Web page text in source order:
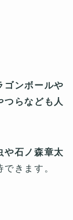
ゴンボールや
つらなども人
や石ノ森章太
きます。